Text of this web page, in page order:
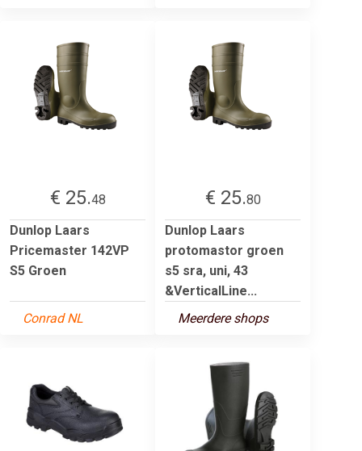
€ 25.48
Dunlop Laars
Pricemaster 142VP
S5 Groen
Conrad NL
€ 25.80
Dunlop Laars
protomastor groen
s5 sra, uni, 43
&VerticalLine...
Meerdere shops